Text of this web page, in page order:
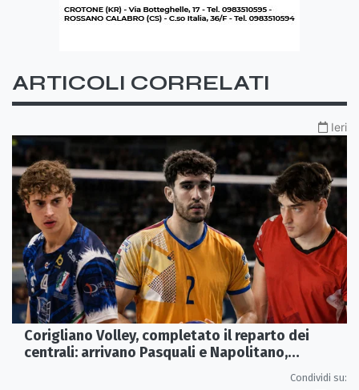
ARTICOLI CORRELATI
Ieri
Corigliano Volley, completato il reparto dei
centrali: arrivano Pasquali e Napolitano,
Condividi su: